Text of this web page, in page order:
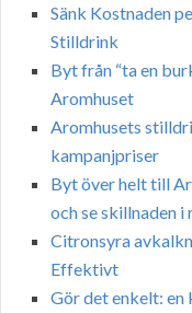
Sänk Kostnaden
Stilldrink
Byt från “ta en
Aromhuset
Aromhusets
kampanjpriser
Byt över helt till
och se skillnaden
Citronsyra
Effektivt
Gör det enkelt: en